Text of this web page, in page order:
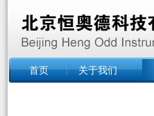
首页 关于我们